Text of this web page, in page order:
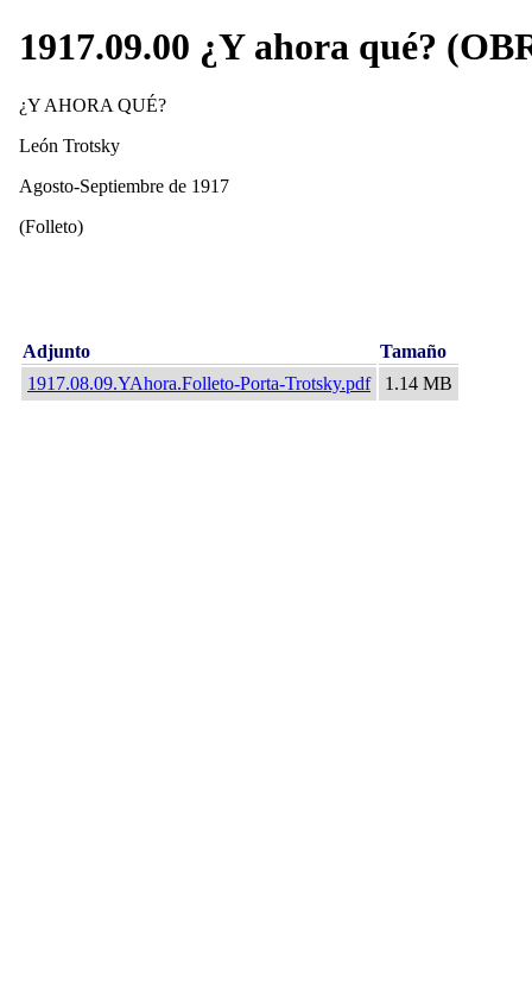
1917.09.00 ¿Y ahora qué?
¿Y AHORA QUÉ?
León Trotsky
Agosto-Septiembre de 1917
(Folleto)
Adjunto
Tamaño
1917.08.09.YAhora.Folleto-Porta-Trotsky.pdf
1.14 MB